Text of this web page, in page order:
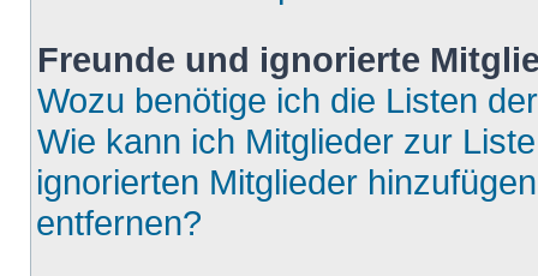
Freunde und ignorierte
Wozu benötige ich die Listen
Wie kann ich Mitglieder zur
ignorierten Mitglieder
entfernen?